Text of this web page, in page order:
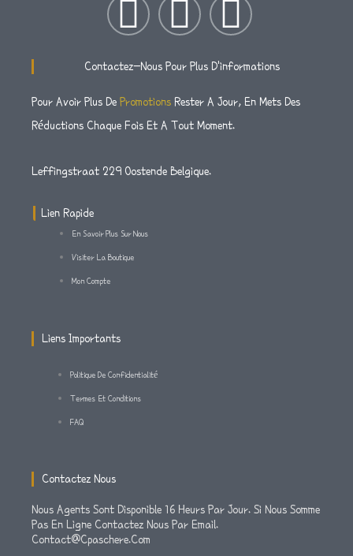
I
N
S
T
A
R
T
W
I
T
T
F
A
C
E
Contactez-Nous Pour Plus D'informations
Pour Avoir Plus De Promotions Rester A Jour, En Mets Des
Réductions Chaque Fois Et A Tout Moment.
Leffingstraat 229 Oostende Belgique.
Lien Rapide
En Savoir Plus Sur Nous
Visiter La Boutique
Mon Compte
Liens Importants
Politique De Confidentialité
Termes Et Conditions
FAQ
Contactez Nous
Nous Agents Sont Disponible 16 Heurs Par Jour. Si Nous Somme
Pas En Ligne Contactez Nous Par Email.
Contact@cpaschere.com